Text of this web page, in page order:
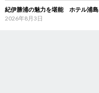
紀伊勝浦の魅力を堪能 ホテル浦
2026年8月3日